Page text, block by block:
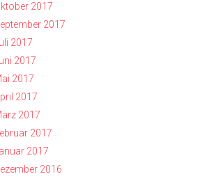
2017
2017
2017
2017
2017
2017
2017
2017
2017
2016